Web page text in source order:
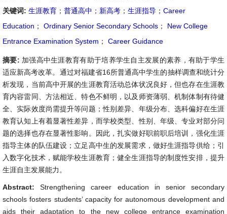
关键词: 生涯教育 ； 普通高中 ； 新高考 ； 生涯指导 ； Career
Education ； Ordinary Senior Secondary Schools ；
New College
Entrance Examination System ； Career Guidance
摘要: 加强高中生涯教育有助于培养学生自主发展的素养，有助于学生
适应新高考改革。通过对福建省16所普通高中学生的抽样调查和统计分
析发现，当前高中开展的生涯教育活动总体状况良好，但也存在生涯教
育内容雷同、方法相近、特色不鲜明，以及师资薄弱、机制体制有待健
全、实际效度尚需提升等问题；性别差异、年级分布、选科偏好在生涯
教育认知上有着显著性差异，而学校类型、性别、年级、专业对部分问
题的选择也存在显著性影响。因此，扎实做好职前职后培训，强化生涯
指导主体的队伍建设；立足高中生的发展需求，做好生涯指导供给；引
入数字化技术，赋能学校生涯教育；健全生涯指导的制度性安排，提升
生涯自主发展能力。
Abstract:Strengthening career education in senior secondary
schools fosters students’ capacity for autonomous development and
aids their adaptation to the new college entrance examination